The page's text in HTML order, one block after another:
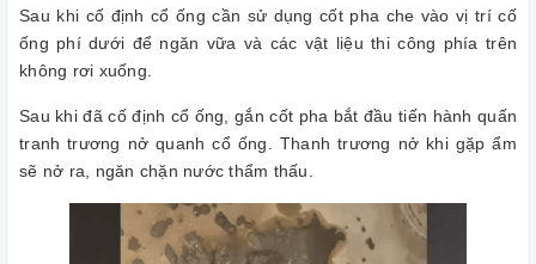
Sau khi cố định cổ ống cần sử dụng cốt pha che vào vị trí cố
ống phí dưới để ngăn vữa và các vật liệu thi công phía trên
không rơi xuống.
Sau khi đã cố định cổ ống, gắn cốt pha bắt đầu tiến hành quấn
tranh trương nở quanh cổ ống. Thanh trương nở khi gặp ẩm
sẽ nở ra, ngăn chặn nước thẩm thấu.